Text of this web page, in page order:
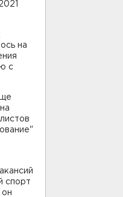
на
с
спорт
он